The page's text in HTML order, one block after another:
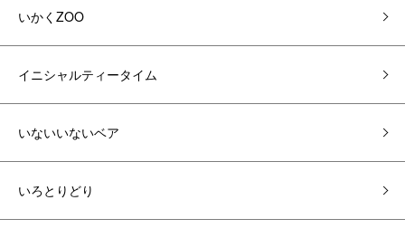
いかくZOO
イニシャルティータイム
いないいないベア
いろとりどり